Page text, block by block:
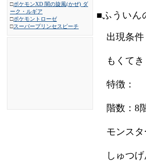
□ポケモンXD 闇の旋風(かぜ) ダ
ーク・ルギア
□ポケモントローゼ
□スーパープリンセスピーチ
■ふういん
出現条件
もくて
特徴：
階数：8
モンスタ
しゅつ